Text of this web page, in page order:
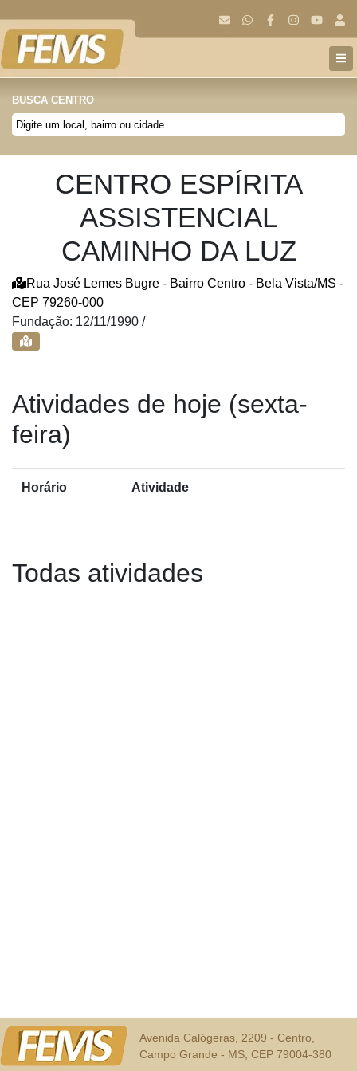
BUSCA CENTRO
CENTRO ESPÍRITA
ASSISTENCIAL
CAMINHO DA LUZ
Rua José Lemes Bugre - Bairro Centro - Bela Vista/MS -
CEP 79260-000
Fundação: 12/11/1990 /
Atividades de hoje (sexta-
feira)
Horário Atividade
Todas atividades
Avenida Calógeras, 2209 - Centro,
Campo Grande - MS, CEP 79004-380